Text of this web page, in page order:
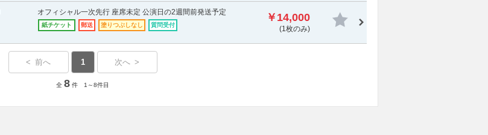
オフィシャル一次先行 座席未定 公演日の2週間前発送予定
紙チケット 郵送 塗りつぶしなし 質問受付
￥14,000
(1枚のみ)
< 前へ 1 次へ >
全 8 件 1～8件目